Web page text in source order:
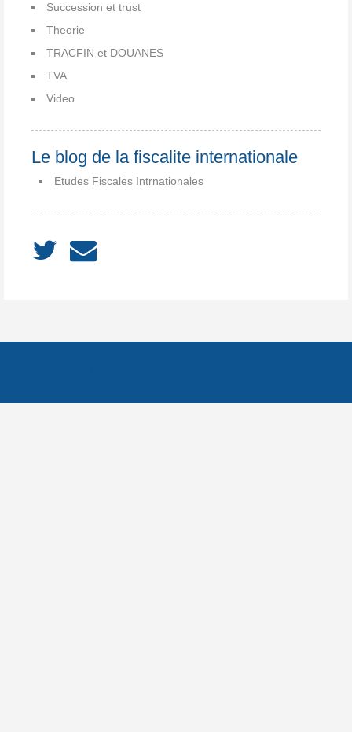
Succession et trust
Theorie
TRACFIN et DOUANES
TVA
Video
Le blog de la fiscalite internationale
Etudes Fiscales Intrnationales